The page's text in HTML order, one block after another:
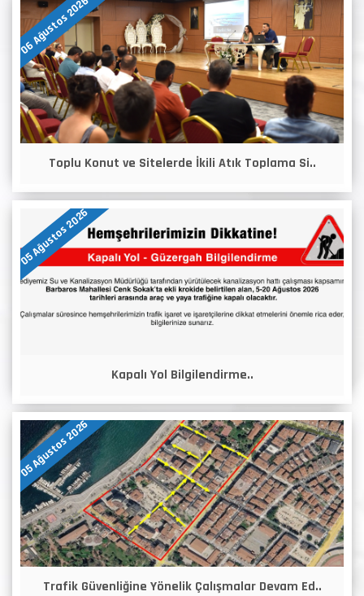
06 Ağustos 2026
Toplu Konut ve Sitelerde İkili Atık Toplama Si..
05 Ağustos 2026
Kapalı Yol Bilgilendirme..
05 Ağustos 2026
Trafik Güvenliğine Yönelik Çalışmalar Devam Ed..